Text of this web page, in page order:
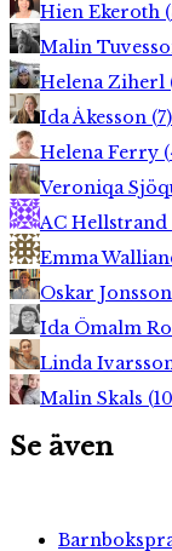
Hien Ekeroth (
Malin
Helena Ziherl
Ida Åkesson (7)
Helena Ferry (
Veroniqa
AC Hellstrand
Emma
Oskar Jonsson
Ida Ömalm
Linda
Malin Skals (
Se även